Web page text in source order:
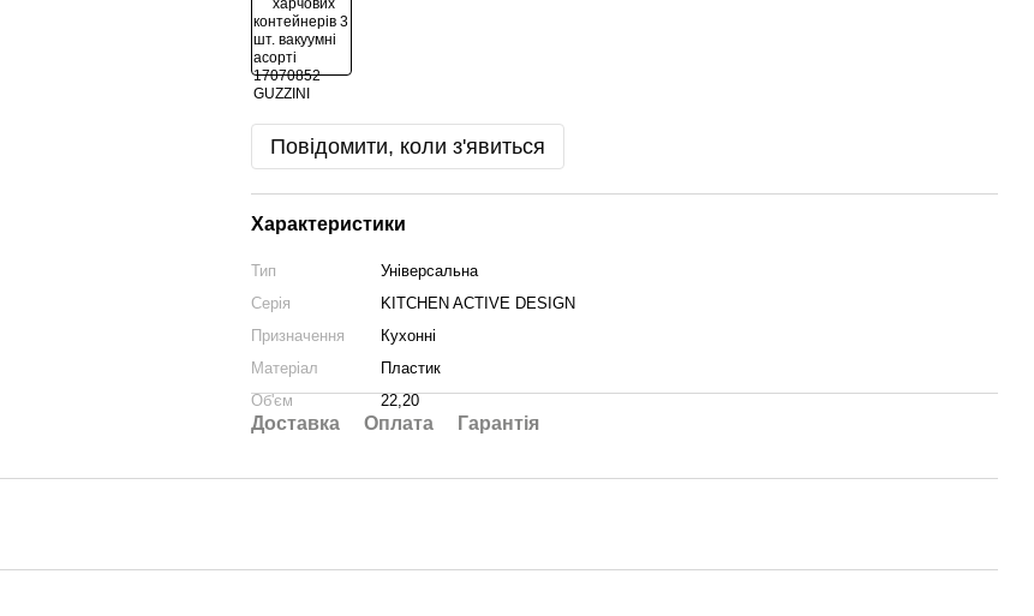
Повідомити, коли з'явиться
Характеристики
Тип
Універсальна
Серія
KITCHEN ACTIVE DESIGN
Призначення
Кухонні
Матеріал
Пластик
Об'єм
22,20
Доставка Оплата Гарантія